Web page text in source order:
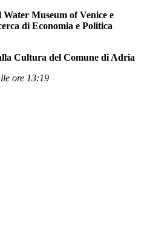
Museum of Venice e
di Economia e Politica
Cultura del Comune di Adria
ore 13:19